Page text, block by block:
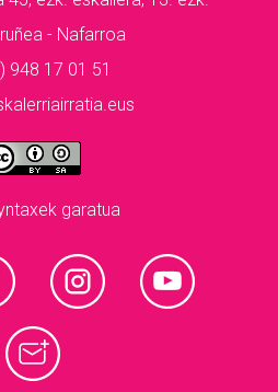
- Nafarroa
948 17 01 51
garatua